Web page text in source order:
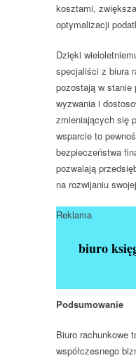
kosztami,
optymalizacji
Dzięki
specjaliści z biura
pozostają w stanie
wyzwania i
zmieniających się
wsparcie to
bezpieczeństwa
pozwalają
na rozwijaniu
Reklama
biuro
Podsumowanie
Biuro rachunkowe
współczesnego